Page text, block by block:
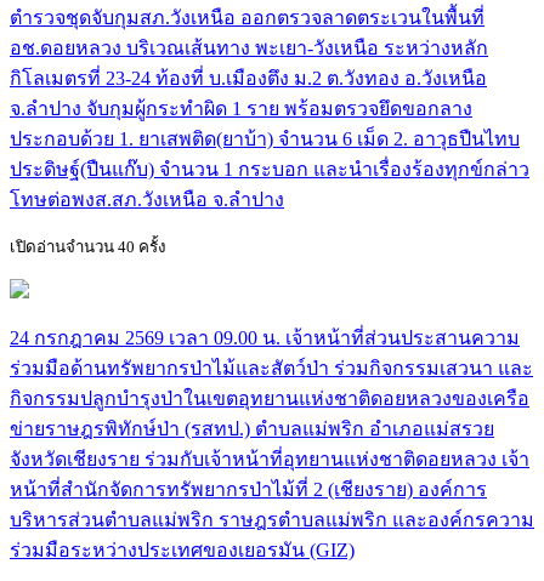
ตำรวจชุดจับกุมสภ.วังเหนือ ออกตรวจลาดตระเวนในพื้นที่
อช.ดอยหลวง บริเวณเส้นทาง พะเยา-วังเหนือ ระหว่างหลัก
กิโลเมตรที่ 23-24 ท้องที่ บ.เมืองตึง ม.2 ต.วังทอง อ.วังเหนือ
จ.ลำปาง จับกุมผู้กระทำผิด 1 ราย พร้อมตรวจยึดขอกลาง
ประกอบด้วย 1. ยาเสพติด(ยาบ้า) จำนวน 6 เม็ด 2. อาวุธปืนไทบ
ประดิษฐ์(ปืนแก๊บ) จำนวน 1 กระบอก และนำเรื่องร้องทุกข์กล่าว
โทษต่อพงส.สภ.วังเหนือ จ.ลำปาง
เปิดอ่านจำนวน 40 ครั้ง
24 กรกฎาคม 2569 เวลา 09.00 น. เจ้าหน้าที่ส่วนประสานความ
ร่วมมือด้านทรัพยากรป่าไม้และสัตว์ป่า ร่วมกิจกรรมเสวนา และ
กิจกรรมปลูกบำรุงป่าในเขตอุทยานแห่งชาติดอยหลวงของเครือ
ข่ายราษฎรพิทักษ์ป่า (รสทป.) ตำบลแม่พริก อำเภอแม่สรวย
จังหวัดเชียงราย ร่วมกับเจ้าหน้าที่อุทยานแห่งชาติดอยหลวง เจ้า
หน้าที่สำนักจัดการทรัพยากรป่าไม้ที่ 2 (เชียงราย) องค์การ
บริหารส่วนตำบลแม่พริก ราษฎรตำบลแม่พริก และองค์กรความ
ร่วมมือระหว่างประเทศของเยอรมัน (GIZ)